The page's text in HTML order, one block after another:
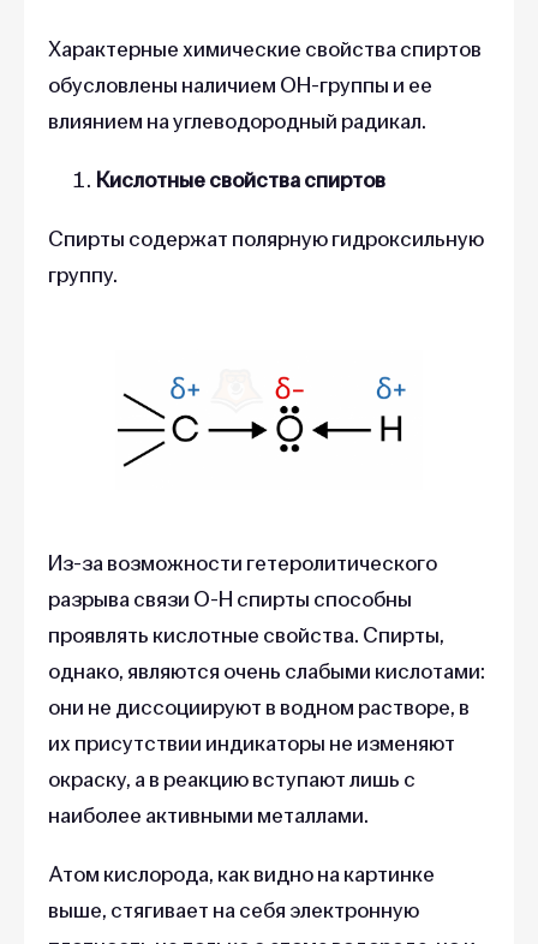
Характерные химические свойства спиртов
обусловлены наличием OH-группы и ее
влиянием на углеводородный радикал.
Кислотные свойства спиртов
Спирты содержат полярную гидроксильную
группу.
Из-за возможности гетеролитического
разрыва связи O-H спирты способны
проявлять кислотные свойства. Спирты,
однако, являются очень слабыми кислотами:
они не диссоциируют в водном растворе, в
их присутствии индикаторы не изменяют
окраску, а в реакцию вступают лишь с
наиболее активными металлами.
Атом кислорода, как видно на картинке
выше, стягивает на себя электронную